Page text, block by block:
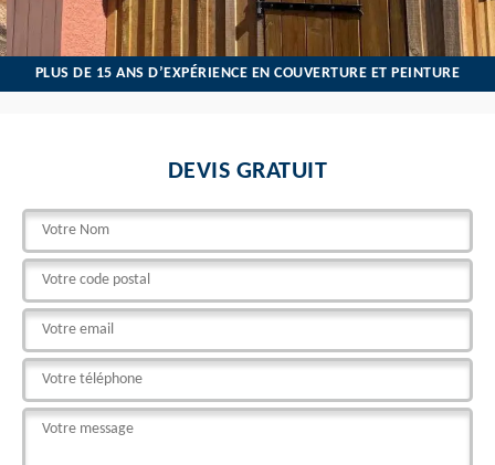
PLUS DE 15 ANS D’EXPÉRIENCE EN COUVERTURE ET PEINTURE
DEVIS GRATUIT